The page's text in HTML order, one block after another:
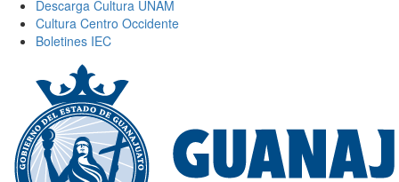
Descarga Cultura UNAM
Cultura Centro Occidente
Boletines IEC